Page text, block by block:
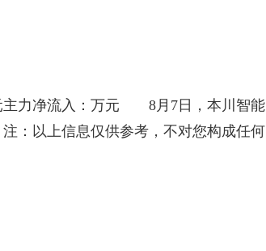
主力净流入：万元 8月7日，本川智能
：以上信息仅供参考，不对您构成任何